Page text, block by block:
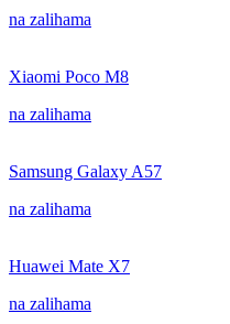
na zalihama
Xiaomi Poco M8
na zalihama
Samsung Galaxy A57
na zalihama
Huawei Mate X7
na zalihama